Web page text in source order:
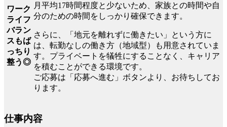
ワーク
ライフ
バラン
スもば
っちり
整う◎
月平均17時間程度と少ないため、家族との時間や自
分のための時間をしっかり確保できます。
さらに、「地元を離れずに働きたい」という方に
は、転勤なしの働き方（地域型）も用意されていま
す。プライベートを犠牲にすることなく、キャリア
を積むことができる環境です。
ご応募は「応募へ進む」ボタンより、お待ちしてお
ります。
仕事内容